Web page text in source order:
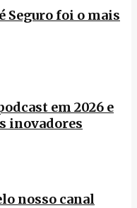
Seguro foi o mais
em 2026 e
inovadores
nosso canal